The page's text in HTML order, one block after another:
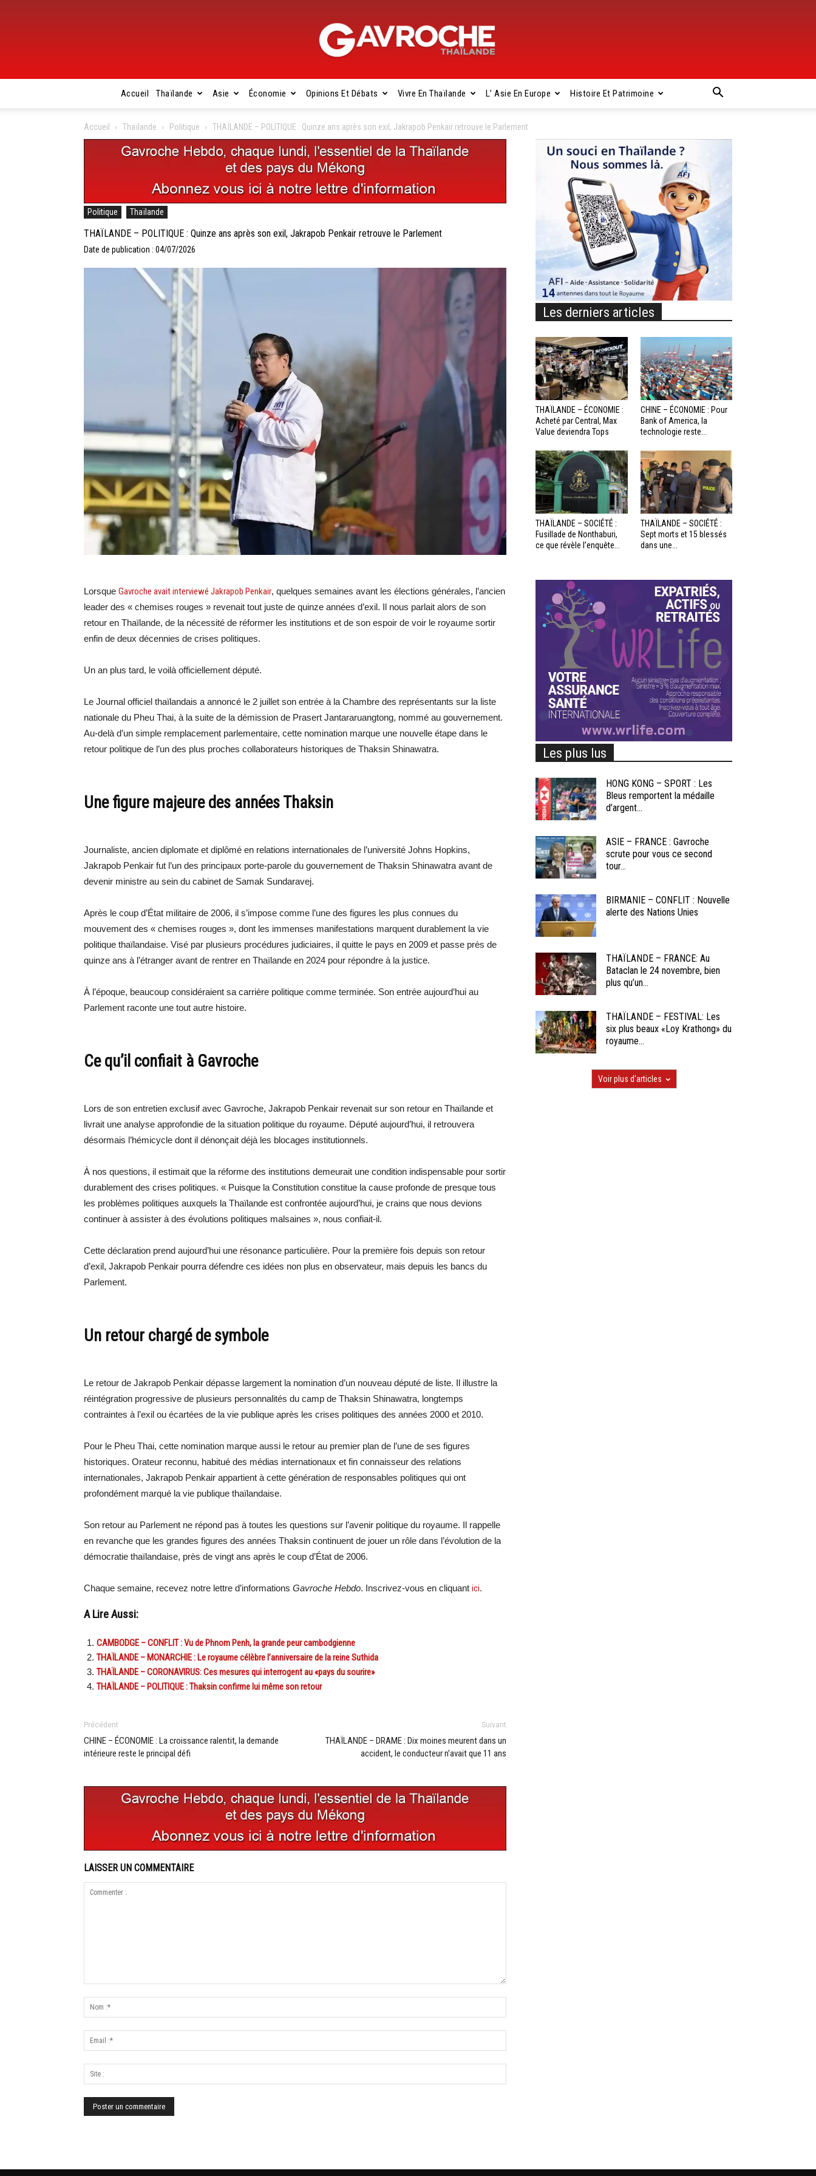
Gavroche
Accueil Thaïlande Asie Économie Opinions Et Débats Vivre En Thaïlande L’ Asie En Europe Histoire Et Patrimoine
Accueil Thaïlande Politique THAÏLANDE – POLITIQUE : Quinze ans après son exil, Jakrapob Penkair retrouve le Parlement
Politique Thaïlande
THAÏLANDE – POLITIQUE : Quinze ans après son exil, Jakrapob Penkair retrouve le Parlement
Date de publication : 04/07/2026
Lorsque Gavroche avait interviewé Jakrapob Penkair, quelques semaines avant les élections générales, l’ancien
leader des « chemises rouges » revenait tout juste de quinze années d’exil. Il nous parlait alors de son
retour en Thaïlande, de la nécessité de réformer les institutions et de son espoir de voir le royaume sortir
enfin de deux décennies de crises politiques.
Un an plus tard, le voilà officiellement député.
Le Journal officiel thaïlandais a annoncé le 2 juillet son entrée à la Chambre des représentants sur la liste
nationale du Pheu Thai, à la suite de la démission de Prasert Jantararuangtong, nommé au gouvernement.
Au-delà d’un simple remplacement parlementaire, cette nomination marque une nouvelle étape dans le
retour politique de l’un des plus proches collaborateurs historiques de Thaksin Shinawatra.
Une figure majeure des années Thaksin
Journaliste, ancien diplomate et diplômé en relations internationales de l’université Johns Hopkins,
Jakrapob Penkair fut l’un des principaux porte-parole du gouvernement de Thaksin Shinawatra avant de
devenir ministre au sein du cabinet de Samak Sundaravej.
Après le coup d’État militaire de 2006, il s’impose comme l’une des figures les plus connues du
mouvement des « chemises rouges », dont les immenses manifestations marquent durablement la vie
politique thaïlandaise. Visé par plusieurs procédures judiciaires, il quitte le pays en 2009 et passe près de
quinze ans à l’étranger avant de rentrer en Thaïlande en 2024 pour répondre à la justice.
À l’époque, beaucoup considéraient sa carrière politique comme terminée. Son entrée aujourd’hui au
Parlement raconte une tout autre histoire.
Ce qu’il confiait à Gavroche
Lors de son entretien exclusif avec Gavroche, Jakrapob Penkair revenait sur son retour en Thaïlande et
livrait une analyse approfondie de la situation politique du royaume. Député aujourd’hui, il retrouvera
désormais l’hémicycle dont il dénonçait déjà les blocages institutionnels.
À nos questions, il estimait que la réforme des institutions demeurait une condition indispensable pour sortir
durablement des crises politiques. « Puisque la Constitution constitue la cause profonde de presque tous
les problèmes politiques auxquels la Thaïlande est confrontée aujourd’hui, je crains que nous devions
continuer à assister à des évolutions politiques malsaines », nous confiait-il.
Cette déclaration prend aujourd’hui une résonance particulière. Pour la première fois depuis son retour
d’exil, Jakrapob Penkair pourra défendre ces idées non plus en observateur, mais depuis les bancs du
Parlement.
Un retour chargé de symbole
Le retour de Jakrapob Penkair dépasse largement la nomination d’un nouveau député de liste. Il illustre la
réintégration progressive de plusieurs personnalités du camp de Thaksin Shinawatra, longtemps
contraintes à l’exil ou écartées de la vie publique après les crises politiques des années 2000 et 2010.
Pour le Pheu Thai, cette nomination marque aussi le retour au premier plan de l’une de ses figures
historiques. Orateur reconnu, habitué des médias internationaux et fin connaisseur des relations
internationales, Jakrapob Penkair appartient à cette génération de responsables politiques qui ont
profondément marqué la vie publique thaïlandaise.
Son retour au Parlement ne répond pas à toutes les questions sur l’avenir politique du royaume. Il rappelle
en revanche que les grandes figures des années Thaksin continuent de jouer un rôle dans l’évolution de la
démocratie thaïlandaise, près de vingt ans après le coup d’État de 2006.
Chaque semaine, recevez notre lettre d’informations Gavroche Hebdo. Inscrivez-vous en cliquant ici.
A Lire Aussi:
CAMBODGE – CONFLIT : Vu de Phnom Penh, la grande peur cambodgienne
THAÏLANDE – MONARCHIE : Le royaume célèbre l’anniversaire de la reine Suthida
THAÏLANDE – CORONAVIRUS: Ces mesures qui interrogent au «pays du sourire»
THAÏLANDE – POLITIQUE : Thaksin confirme lui même son retour
Précédent
CHINE – ÉCONOMIE : La croissance ralentit, la demande
intérieure reste le principal défi
Suivant
THAÏLANDE – DRAME : Dix moines meurent dans un
accident, le conducteur n’avait que 11 ans
LAISSER UN COMMENTAIRE
Les derniers articles
THAÏLANDE – ÉCONOMIE :
Acheté par Central, Max
Value deviendra Tops
CHINE – ÉCONOMIE : Pour
Bank of America, la
technologie reste...
THAÏLANDE – SOCIÉTÉ :
Fusillade de Nonthaburi,
ce que révèle l’enquête...
THAÏLANDE – SOCIÉTÉ :
Sept morts et 15 blessés
dans une...
Les plus lus
HONG KONG – SPORT : Les
Bleus remportent la médaille
d’argent...
ASIE – FRANCE : Gavroche
scrute pour vous ce second
tour...
BIRMANIE – CONFLIT : Nouvelle
alerte des Nations Unies
THAÏLANDE – FRANCE: Au
Bataclan le 24 novembre, bien
plus qu’un...
THAÏLANDE – FESTIVAL: Les
six plus beaux «Loy Krathong» du
royaume...
Voir plus d'articles